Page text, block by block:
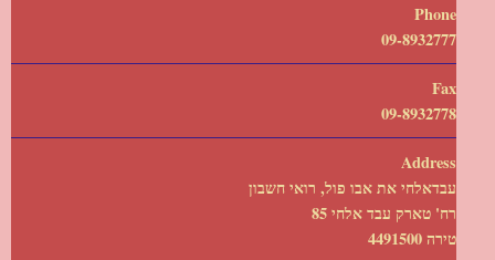
Phone
09-8932777
Fax
09-8932778
Address
עבדאלחי את אבו פול, רואי חשבון
רח' טארק עבד אלחי 85
טירה 4491500